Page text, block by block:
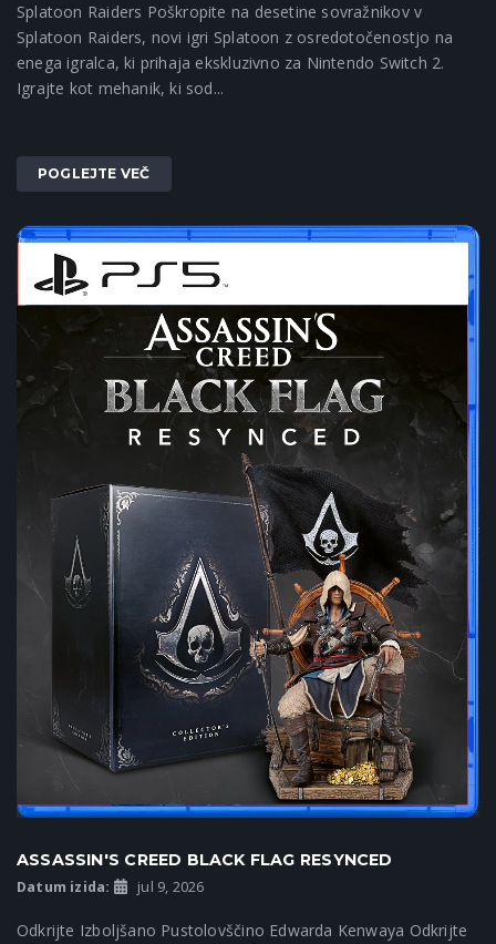
Splatoon Raiders Poškropite na desetine sovražnikov v
Splatoon Raiders, novi igri Splatoon z osredotočenostjo na
enega igralca, ki prihaja ekskluzivno za Nintendo Switch 2.
Igrajte kot mehanik, ki sod...
POGLEJTE VEČ
ASSASSIN'S CREED BLACK FLAG RESYNCED
Datum izida: jul 9, 2026
Odkrijte Izboljšano Pustolovščino Edwarda Kenwaya Odkrijte